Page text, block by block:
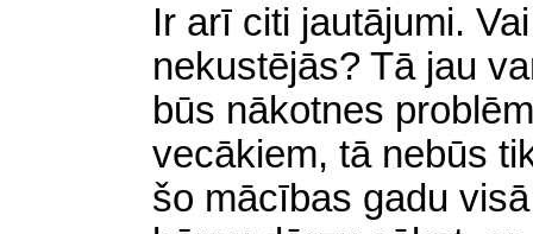
Ir arī citi jautājumi.
nekustējās? Tā jau
būs nākotnes
vecākiem, tā nebūs
šo mācības gadu